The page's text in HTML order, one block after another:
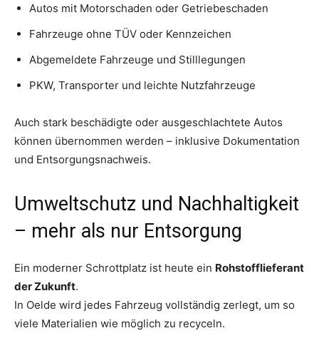
Autos mit Motorschaden oder Getriebeschaden
Fahrzeuge ohne TÜV oder Kennzeichen
Abgemeldete Fahrzeuge und Stilllegungen
PKW, Transporter und leichte Nutzfahrzeuge
Auch stark beschädigte oder ausgeschlachtete Autos
können übernommen werden – inklusive Dokumentation
und Entsorgungsnachweis.
Umweltschutz und Nachhaltigkeit
– mehr als nur Entsorgung
Ein moderner Schrottplatz ist heute ein Rohstofflieferant
der Zukunft.
In Oelde wird jedes Fahrzeug vollständig zerlegt, um so
viele Materialien wie möglich zu recyceln.